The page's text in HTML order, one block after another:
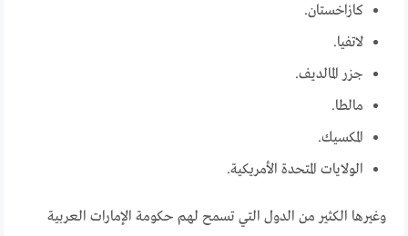
كازاخستان.
لاتفيا.
جزر المالديف.
مالطا.
المكسيك.
الولايات المتحدة الأمريكية.
وغيرها الكثير من الدول التي تسمح لهم حكومة الإمارات العربية